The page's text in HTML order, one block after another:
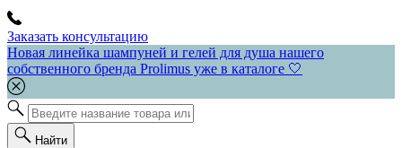
Заказать консультацию
Новая линейка шампуней и гелей для душа нашего
собственного бренда Prolimus уже в каталоге 🤍
Найти